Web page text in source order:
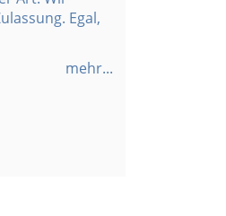
Egal,
mehr...